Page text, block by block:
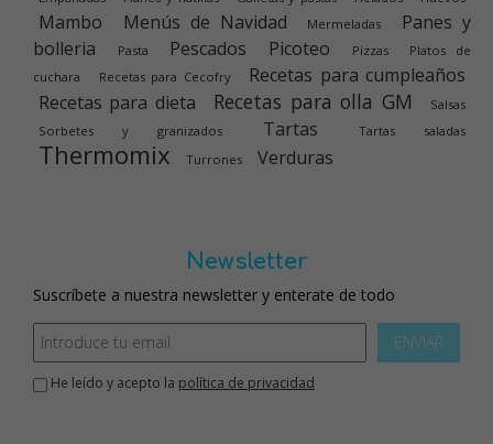
Mambo Menús de Navidad Mermeladas
Panes y
bolleria
Pasta Pescados Picoteo Pizzas
Platos de
cuchara
Recetas para Cecofry
Recetas para cumpleaños
Recetas para dieta
Recetas para olla GM
Salsas
Sorbetes y granizados
Tartas Tartas saladas
Thermomix Turrones Verduras
Newsletter
Suscríbete a nuestra newsletter y enterate de todo
ENVIAR
He leído y acepto la política de privacidad